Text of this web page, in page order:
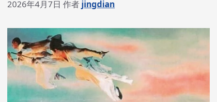
2026年4月7日 作者 jingdian